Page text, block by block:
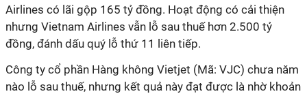
Airlines có lãi gộp 165 tỷ đồng. Hoạt động có cải thiện
nhưng Vietnam Airlines vẫn lỗ sau thuế hơn 2.500 tỷ
đồng, đánh dấu quý lỗ thứ 11 liên tiếp.
Công ty cổ phần Hàng không Vietjet (Mã: VJC) chưa năm
nào lỗ sau thuế, nhưng kết quả này đạt được là nhờ khoản